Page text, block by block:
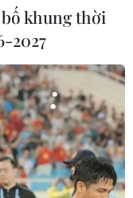
khung thời
2027